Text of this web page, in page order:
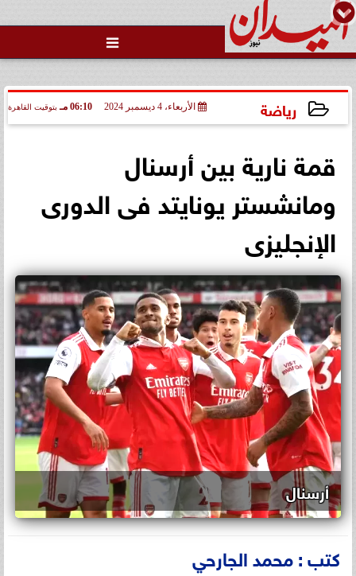

رياضة الأربعاء، 4 ديسمبر 2024 06:10 مـ بتوقيت القاهرة
قمة نارية بين أرسنال
ومانشستر يونايتد فى الدورى
الإنجليزى
أرسنال
كتب : محمد الجارحي